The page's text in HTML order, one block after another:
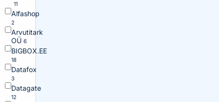
11
Alfashop
2
Arvutitark
OÜ 6
BIGBOX.EE
18
Datafox
3
Datagate
12